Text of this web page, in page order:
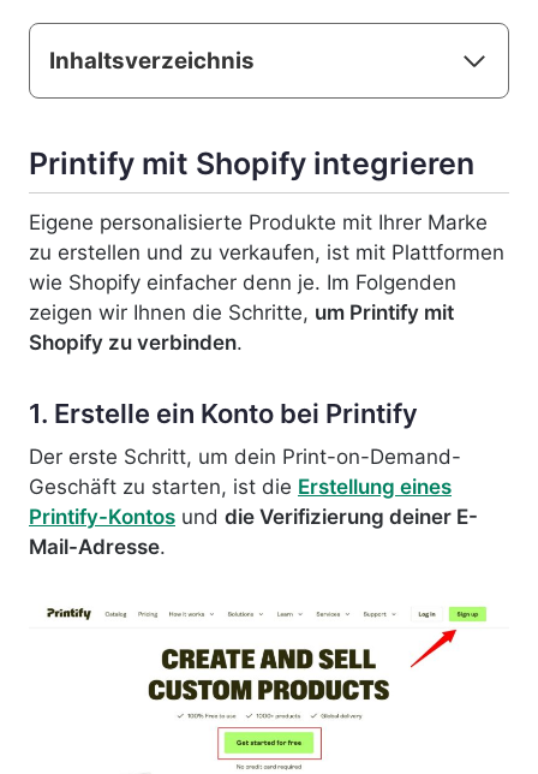
Inhaltsverzeichnis
Printify mit Shopify integrieren
Eigene personalisierte Produkte mit Ihrer Marke
zu erstellen und zu verkaufen, ist mit Plattformen
wie Shopify einfacher denn je. Im Folgenden
zeigen wir Ihnen die Schritte, um Printify mit
Shopify zu verbinden.
1. Erstelle ein Konto bei Printify
Der erste Schritt, um dein Print-on-Demand-
Geschäft zu starten, ist die Erstellung eines
Printify-Kontos und die Verifizierung deiner E-
Mail-Adresse.